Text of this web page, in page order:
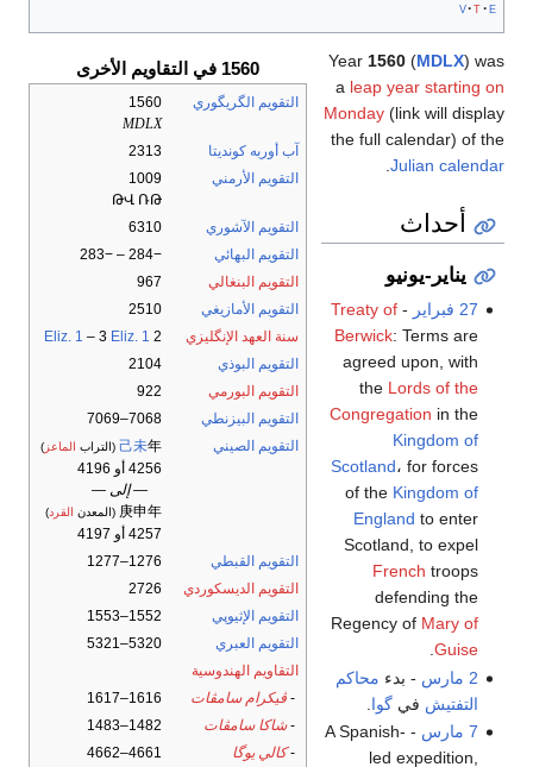
v t e
1560 في التقاويم الأخرى
التقويم الگريگوري
1560
MDLX
آب أوربه كونديتا
2313
التقويم الأرمني
1009
ԹՎ ՌԹ
التقويم الآشوري
6310
التقويم البهائي
−284 – −283
التقويم البنغالي
967
التقويم الأمازيغي
2510
سنة العهد الإنگليزي
2
Eliz. 1 – 3 Eliz. 1
التقويم البوذي
2104
التقويم البورمي
922
التقويم البيزنطي
7068–7069
التقويم الصيني
己未年 (التراب الماعز )
4256 أو 4196
— إلى —
庚申年 (المعدن القرد)
4257 أو 4197
التقويم القبطي
1276–1277
التقويم الديسكوردي
2726
التقويم الإثيوپي
1552–1553
التقويم العبري
5320–5321
التقاويم الهندوسية
- ڤيكرام سامڤات
1616–1617
-شاكا سامڤات
1482–1483
-كالي يوگا
4661–4662
Year 1560 (MDLX) was
a leap year starting on
Monday (link will display
the full calendar) of the
Julian calendar
أحداث
يناير-يونيو
27 فبراير -
Treaty of
Berwick: Terms are
agreed upon, with
the Lords of the
Congregation in the
Kingdom of
Scotland، for forces
of the Kingdom of
England to enter
Scotland, to expel
French troops
defending the
Regency of Mary of
Guise
2 مارس
- بدء محاكم
التفتيش فيگوا
7 مارس
- A Spanish-
led expedition,